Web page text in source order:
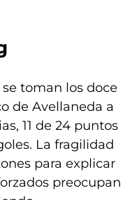
toman los doce
de Avellaneda a
11 de 24 puntos
La fragilidad
para explicar
preocupan